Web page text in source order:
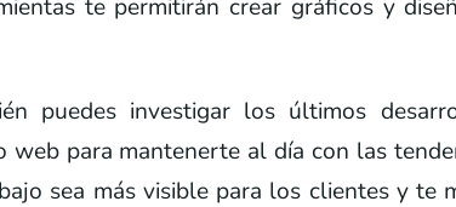
te permitirán crear gráficos y
puedes investigar los últimos
web para mantenerte al día con las
sea más visible para los clientes y te